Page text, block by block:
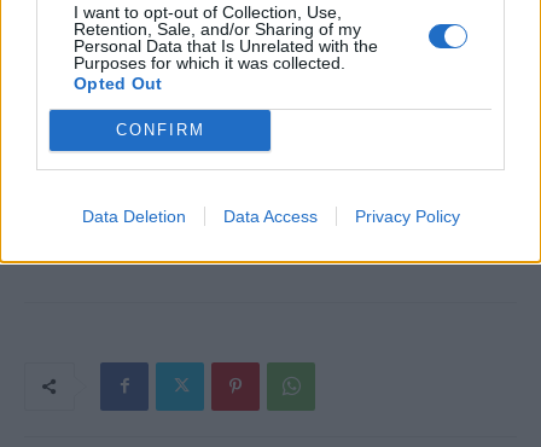
I want to opt-out of Collection, Use,
Retention, Sale, and/or Sharing of my
Personal Data that Is Unrelated with the
Purposes for which it was collected.
Opted Out
CONFIRM
Data Deletion Data Access Privacy Policy